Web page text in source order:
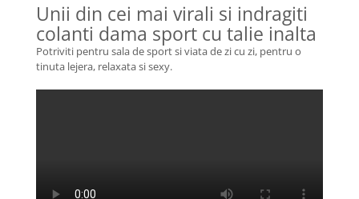
Unii din cei mai virali si indragiti
colanti dama sport cu talie inalta
Potriviti pentru sala de sport si viata de zi cu zi, pentru o
tinuta lejera, relaxata si sexy.